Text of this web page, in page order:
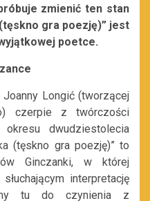
zmienić ten stan
gra poezję)” jest
poetce.
Longić (tworzącej
czerpie z twórczości
okresu dwudziestolecia
(tęskno gra poezję)” to
Ginczanki, w której
interpretację
tu do czynienia z